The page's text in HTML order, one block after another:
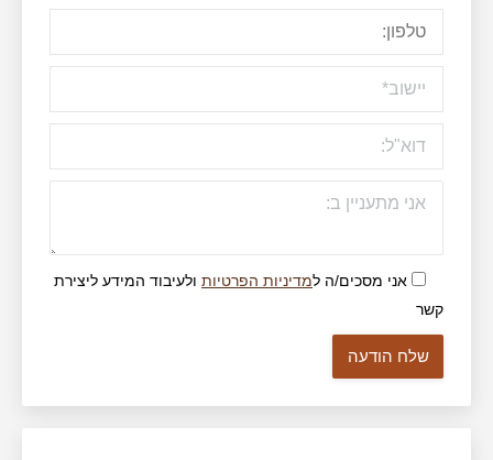
אני מסכים/ה למדיניות הפרטיות ולעיבוד המידע ליצירת
קשר